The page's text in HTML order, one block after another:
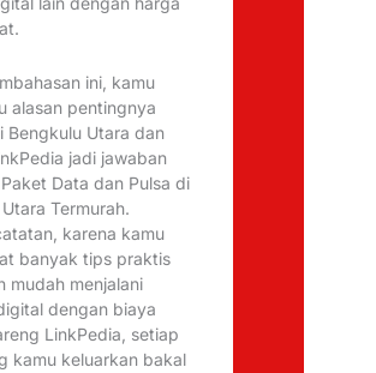
ini, kamu
alasan pentingnya
Bengkulu Utara dan
jadi jawaban
Data dan Pulsa di
Termurah.
karena kamu
banyak tips praktis
mudah menjalani
dengan biaya
LinkPedia, setiap
kamu keluarkan bakal